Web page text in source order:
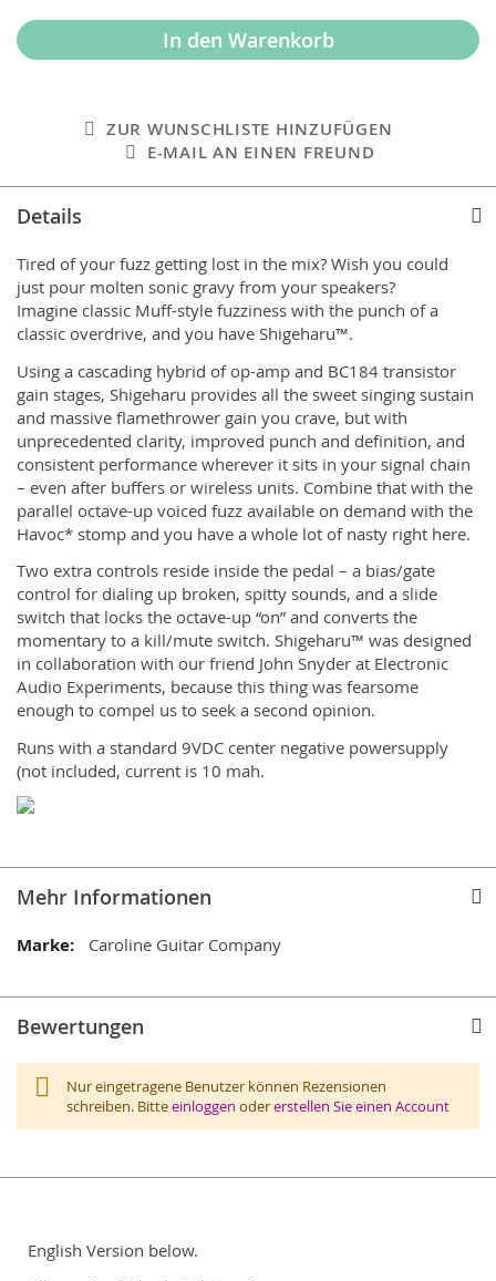
In den Warenkorb
ZUR WUNSCHLISTE HINZUFÜGEN
E-MAIL AN EINEN FREUND
Details
Tired of your fuzz getting lost in the mix? Wish you could
just pour molten sonic gravy from your speakers?
Imagine classic Muff-style fuzziness with the punch of a
classic overdrive, and you have Shigeharu™.
Using a cascading hybrid of op-amp and BC184 transistor
gain stages, Shigeharu provides all the sweet singing sustain
and massive flamethrower gain you crave, but with
unprecedented clarity, improved punch and definition, and
consistent performance wherever it sits in your signal chain
– even after buffers or wireless units. Combine that with the
parallel octave-up voiced fuzz available on demand with the
Havoc* stomp and you have a whole lot of nasty right here.
Two extra controls reside inside the pedal – a bias/gate
control for dialing up broken, spitty sounds, and a slide
switch that locks the octave-up “on” and converts the
momentary to a kill/mute switch. Shigeharu™ was designed
in collaboration with our friend John Snyder at Electronic
Audio Experiments, because this thing was fearsome
enough to compel us to seek a second opinion.
Runs with a standard 9VDC center negative powersupply
(not included, current is 10 mah.
Mehr Informationen
Mehr
Caroline Guitar Company
Bewertungen
Nur eingetragene Benutzer können Rezensionen
schreiben. Bitteeinloggen odererstellen Sie einen Account
English Version below.